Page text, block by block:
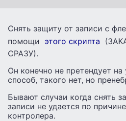
Снять защиту от записи с
помощи этого скрипта
СРАЗУ).
Он конечно не претендует на
способ, такого нет, но
Бывают случаи когда снять
записи не удается по
контролера.